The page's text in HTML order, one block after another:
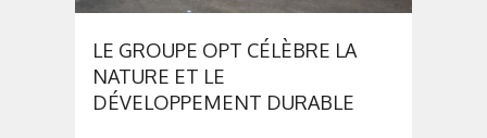
LE GROUPE OPT CÉLÈBRE LA
NATURE ET LE
DÉVELOPPEMENT DURABLE